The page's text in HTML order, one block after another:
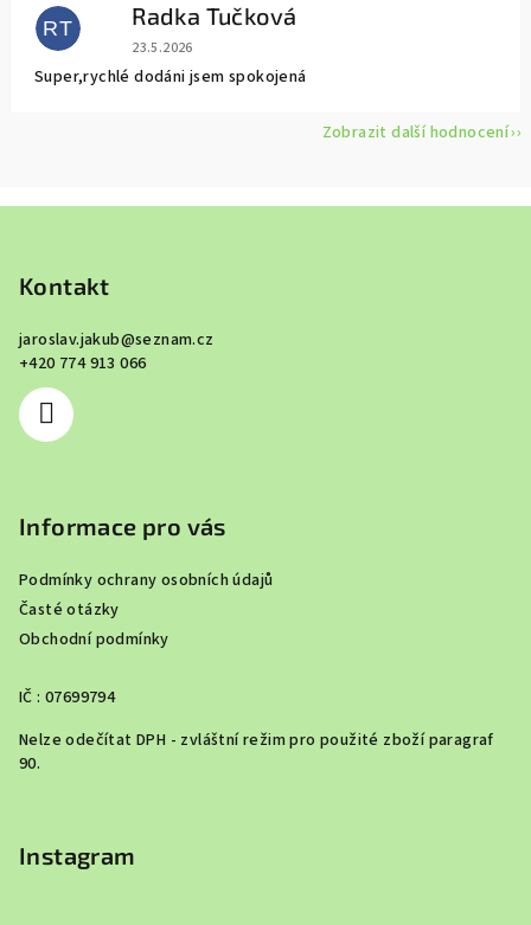
RT Radka Tučková
Hodnocení obchodu je 5 z 5 hvězdiček.
23.5.2026
Super,rychlé dodáni jsem spokojená
Zobrazit další hodnocení
Kontakt
jaroslav.jakub@seznam.cz
+420 774 913 066
Informace pro vás
Podmínky ochrany osobních údajů
Časté otázky
Obchodní podmínky
IČ : 07699794
Nelze odečítat DPH - zvláštní režim pro použité zboží paragraf
90.
Instagram